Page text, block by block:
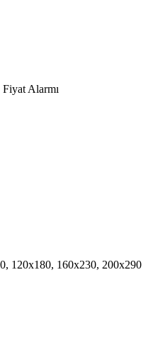
Fiyat Alarmı
120x180, 160x230, 200x290